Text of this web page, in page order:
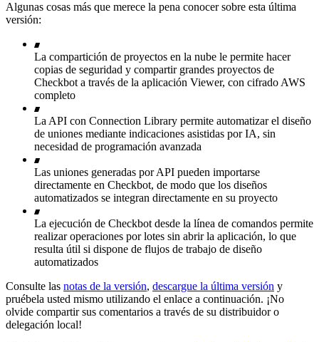
Algunas cosas más que merece la pena conocer sobre esta última
versión:
La compartición de proyectos en la nube le permite hacer
copias de seguridad y compartir grandes proyectos de
Checkbot a través de la aplicación Viewer, con cifrado AWS
completo
La API con Connection Library permite automatizar el diseño
de uniones mediante indicaciones asistidas por IA, sin
necesidad de programación avanzada
Las uniones generadas por API pueden importarse
directamente en Checkbot, de modo que los diseños
automatizados se integran directamente en su proyecto
La ejecución de Checkbot desde la línea de comandos permite
realizar operaciones por lotes sin abrir la aplicación, lo que
resulta útil si dispone de flujos de trabajo de diseño
automatizados
Consulte las notas de la versión, descargue la última versión y
pruébela usted mismo utilizando el enlace a continuación. ¡No
olvide compartir sus comentarios a través de su distribuidor o
delegación local!